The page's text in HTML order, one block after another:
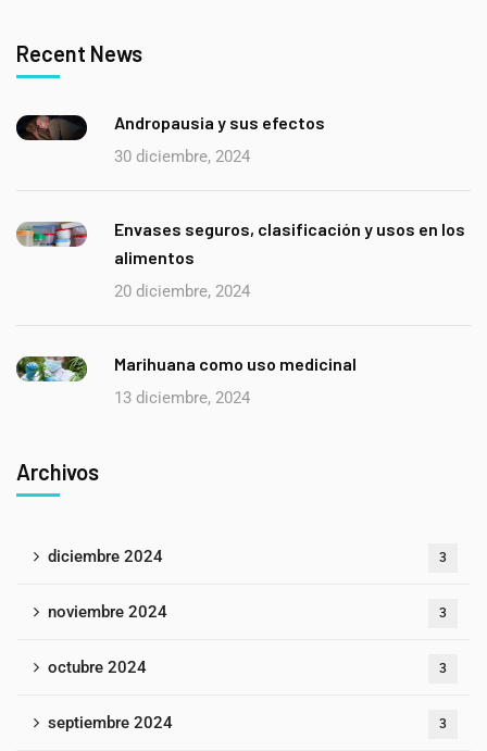
Recent News
Andropausia y sus efectos
30 diciembre, 2024
Envases seguros, clasificación y usos en los
alimentos
20 diciembre, 2024
Marihuana como uso medicinal
13 diciembre, 2024
Archivos
diciembre 2024 3
noviembre 2024 3
octubre 2024 3
septiembre 2024 3